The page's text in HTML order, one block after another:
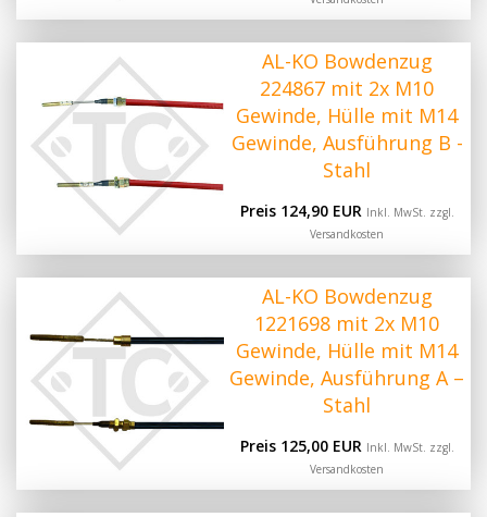
AL-KO Bowdenzug
224867 mit 2x M10
Gewinde, Hülle mit M14
Gewinde, Ausführung B -
Stahl
Preis 124,90 EUR Inkl. MwSt. zzgl.
Versandkosten
AL-KO Bowdenzug
1221698 mit 2x M10
Gewinde, Hülle mit M14
Gewinde, Ausführung A –
Stahl
Preis 125,00 EUR Inkl. MwSt. zzgl.
Versandkosten